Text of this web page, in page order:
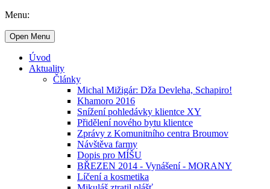
Menu:
Open Menu
Úvod
Aktuality
Články
Michal Mižigár: Dža Devleha, Schapiro!
Khamoro 2016
Snížení pohledávky klientce XY
Přidělení nového bytu klientce
Zprávy z Komunitního centra Broumov
Návštěva farmy
Dopis pro MÍŠU
BŘEZEN 2014 - Vynášení - MORANY
Líčení a kosmetika